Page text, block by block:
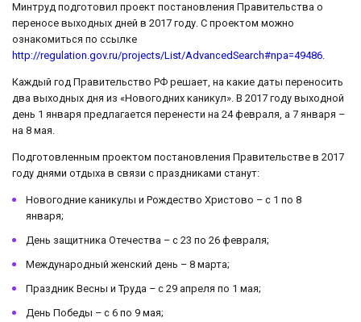
Минтруд подготовил проект постановления Правительства о
переносе выходных дней в 2017 году. С проектом можно
ознакомиться по ссылке
http://regulation.gov.ru/projects/List/AdvancedSearch#npa=49486.
Каждый год Правительство РФ решает, на какие даты переносить
два выходных дня из «Новогодних каникул». В 2017 году выходной
день 1 января предлагается перенести на 24 февраля, а 7 января –
на 8 мая.
Подготовленным проектом постановления Правительстве в 2017
году днями отдыха в связи с праздниками станут:
Новогодние каникулы и Рождество Христово – с 1 по 8
января;
День защитника Отечества – с 23 по 26 февраля;
Международный женский день – 8 марта;
Праздник Весны и Труда – с 29 апреля по 1 мая;
День Победы – с 6 по 9 мая;